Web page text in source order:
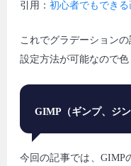
引用： 初心者でもでき
これでグラデーション
設定方法が可能なので色
GIMP （ギンプ、ジ
今回の記事では、GIMP